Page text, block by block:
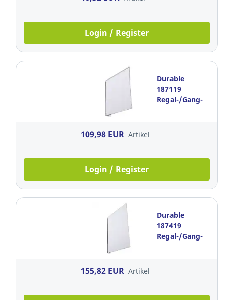
Login / Register
Durable
187119
Regal-/Gang-
109,98 EUR Artikel
Login / Register
Durable
187419
Regal-/Gang-
155,82 EUR Artikel